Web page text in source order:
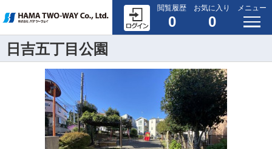
閲覧履歴
0
お気に入り
0
メニュー
日吉五丁目公園